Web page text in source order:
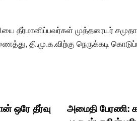
தீர்மானிப்பவர்கள் முத்தரையர்
தி.மு.க.விற்கு நெருக்கடி
அமைதி பேரணி:
ஒரே தீர்வு